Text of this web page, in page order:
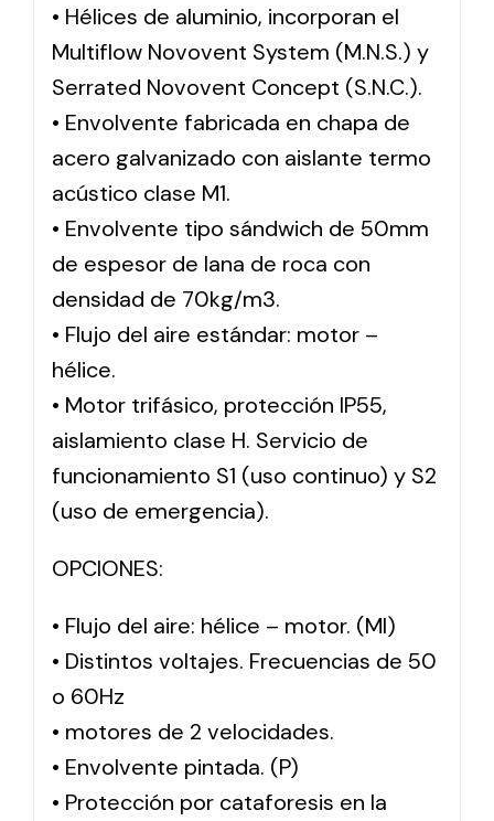
• Hélices de aluminio, incorporan el
Multiflow Novovent System (M.N.S.) y
Serrated Novovent Concept (S.N.C.).
• Envolvente fabricada en chapa de
acero galvanizado con aislante termo
acústico clase M1.
• Envolvente tipo sándwich de 50mm
de espesor de lana de roca con
densidad de 70kg/m3.
• Flujo del aire estándar: motor –
hélice.
• Motor trifásico, protección IP55,
aislamiento clase H. Servicio de
funcionamiento S1 (uso continuo) y S2
(uso de emergencia).
OPCIONES:
• Flujo del aire: hélice – motor. (MI)
• Distintos voltajes. Frecuencias de 50
o 60Hz
• motores de 2 velocidades.
• Envolvente pintada. (P)
• Protección por cataforesis en la